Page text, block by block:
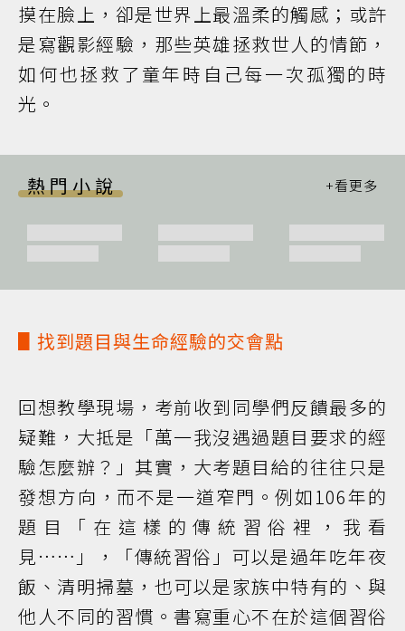
摸在臉上，卻是世界上最溫柔的觸感；或許
是寫觀影經驗，那些英雄拯救世人的情節，
如何也拯救了童年時自己每一次孤獨的時
光。
熱門小說
▋找到題目與生命經驗的交會點
回想教學現場，考前收到同學們反饋最多的
疑難，大抵是「萬一我沒遇過題目要求的經
驗怎麼辦？」其實，大考題目給的往往只是
發想方向，而不是一道窄門。例如106年的
題目「在這樣的傳統習俗裡，我看
見……」，「傳統習俗」可以是過年吃年夜
飯、清明掃墓，也可以是家族中特有的、與
他人不同的習慣。書寫重心不在於這個習俗